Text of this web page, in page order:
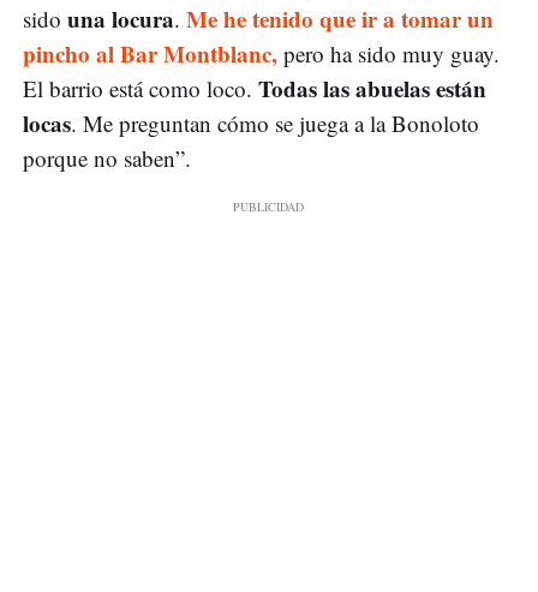
sido una locura. Me he tenido que ir a tomar un
pincho al Bar Montblanc, pero ha sido muy guay.
El barrio está como loco. Todas las abuelas están
locas. Me preguntan cómo se juega a la Bonoloto
porque no saben”.